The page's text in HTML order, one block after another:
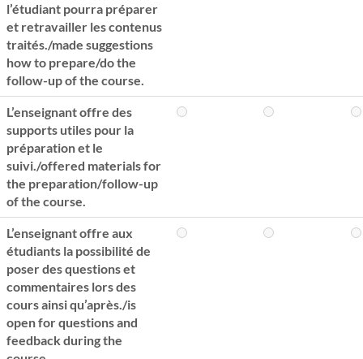
l’étudiant pourra préparer
et retravailler les contenus
traités./made suggestions
how to prepare/do the
follow-up of the course.
L’enseignant offre des
supports utiles pour la
préparation et le
suivi./offered materials for
the preparation/follow-up
of the course.
L’enseignant offre aux
étudiants la possibilité de
poser des questions et
commentaires lors des
cours ainsi qu’après./is
open for questions and
feedback during the